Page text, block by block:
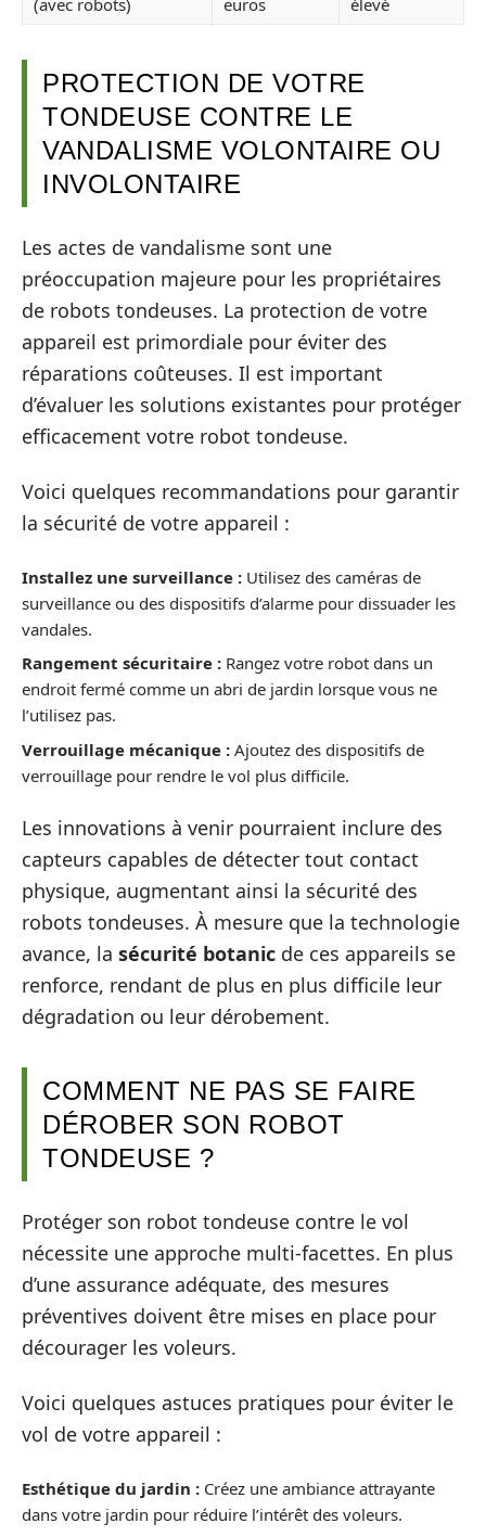
(avec robots) euros élevé
PROTECTION DE VOTRE
TONDEUSE CONTRE LE
VANDALISME VOLONTAIRE OU
INVOLONTAIRE
Les actes de vandalisme sont une
préoccupation majeure pour les propriétaires
de robots tondeuses. La protection de votre
appareil est primordiale pour éviter des
réparations coûteuses. Il est important
d’évaluer les solutions existantes pour protéger
efficacement votre robot tondeuse.
Voici quelques recommandations pour garantir
la sécurité de votre appareil :
Installez une surveillance : Utilisez des caméras de
surveillance ou des dispositifs d’alarme pour dissuader les
vandales.
Rangement sécuritaire : Rangez votre robot dans un
endroit fermé comme un abri de jardin lorsque vous ne
l’utilisez pas.
Verrouillage mécanique : Ajoutez des dispositifs de
verrouillage pour rendre le vol plus difficile.
Les innovations à venir pourraient inclure des
capteurs capables de détecter tout contact
physique, augmentant ainsi la sécurité des
robots tondeuses. À mesure que la technologie
avance, la sécurité botanic de ces appareils se
renforce, rendant de plus en plus difficile leur
dégradation ou leur dérobement.
COMMENT NE PAS SE FAIRE
DÉROBER SON ROBOT
TONDEUSE ?
Protéger son robot tondeuse contre le vol
nécessite une approche multi-facettes. En plus
d’une assurance adéquate, des mesures
préventives doivent être mises en place pour
décourager les voleurs.
Voici quelques astuces pratiques pour éviter le
vol de votre appareil :
Esthétique du jardin : Créez une ambiance attrayante
dans votre jardin pour réduire l’intérêt des voleurs.